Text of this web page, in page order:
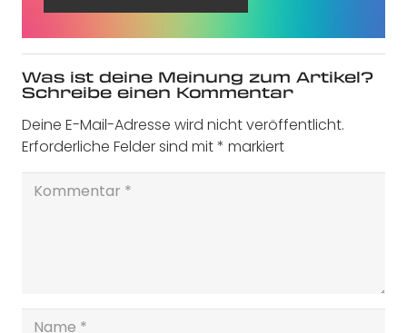
Was ist deine Meinung zum Artikel?
Schreibe einen Kommentar
Deine E-Mail-Adresse wird nicht veröffentlicht.
Erforderliche Felder sind mit* markiert